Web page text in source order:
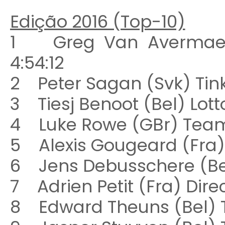
Edição 2016 (Top-10)
1 Greg Van
4:54:12
2 Peter Sagan (Svk)
3 Tiesj Benoot (Bel)
4 Luke Rowe (GBr)
5 Alexis Gougeard
6 Jens Debusschere
7 Adrien Petit (Fra)
8 Edward Theuns